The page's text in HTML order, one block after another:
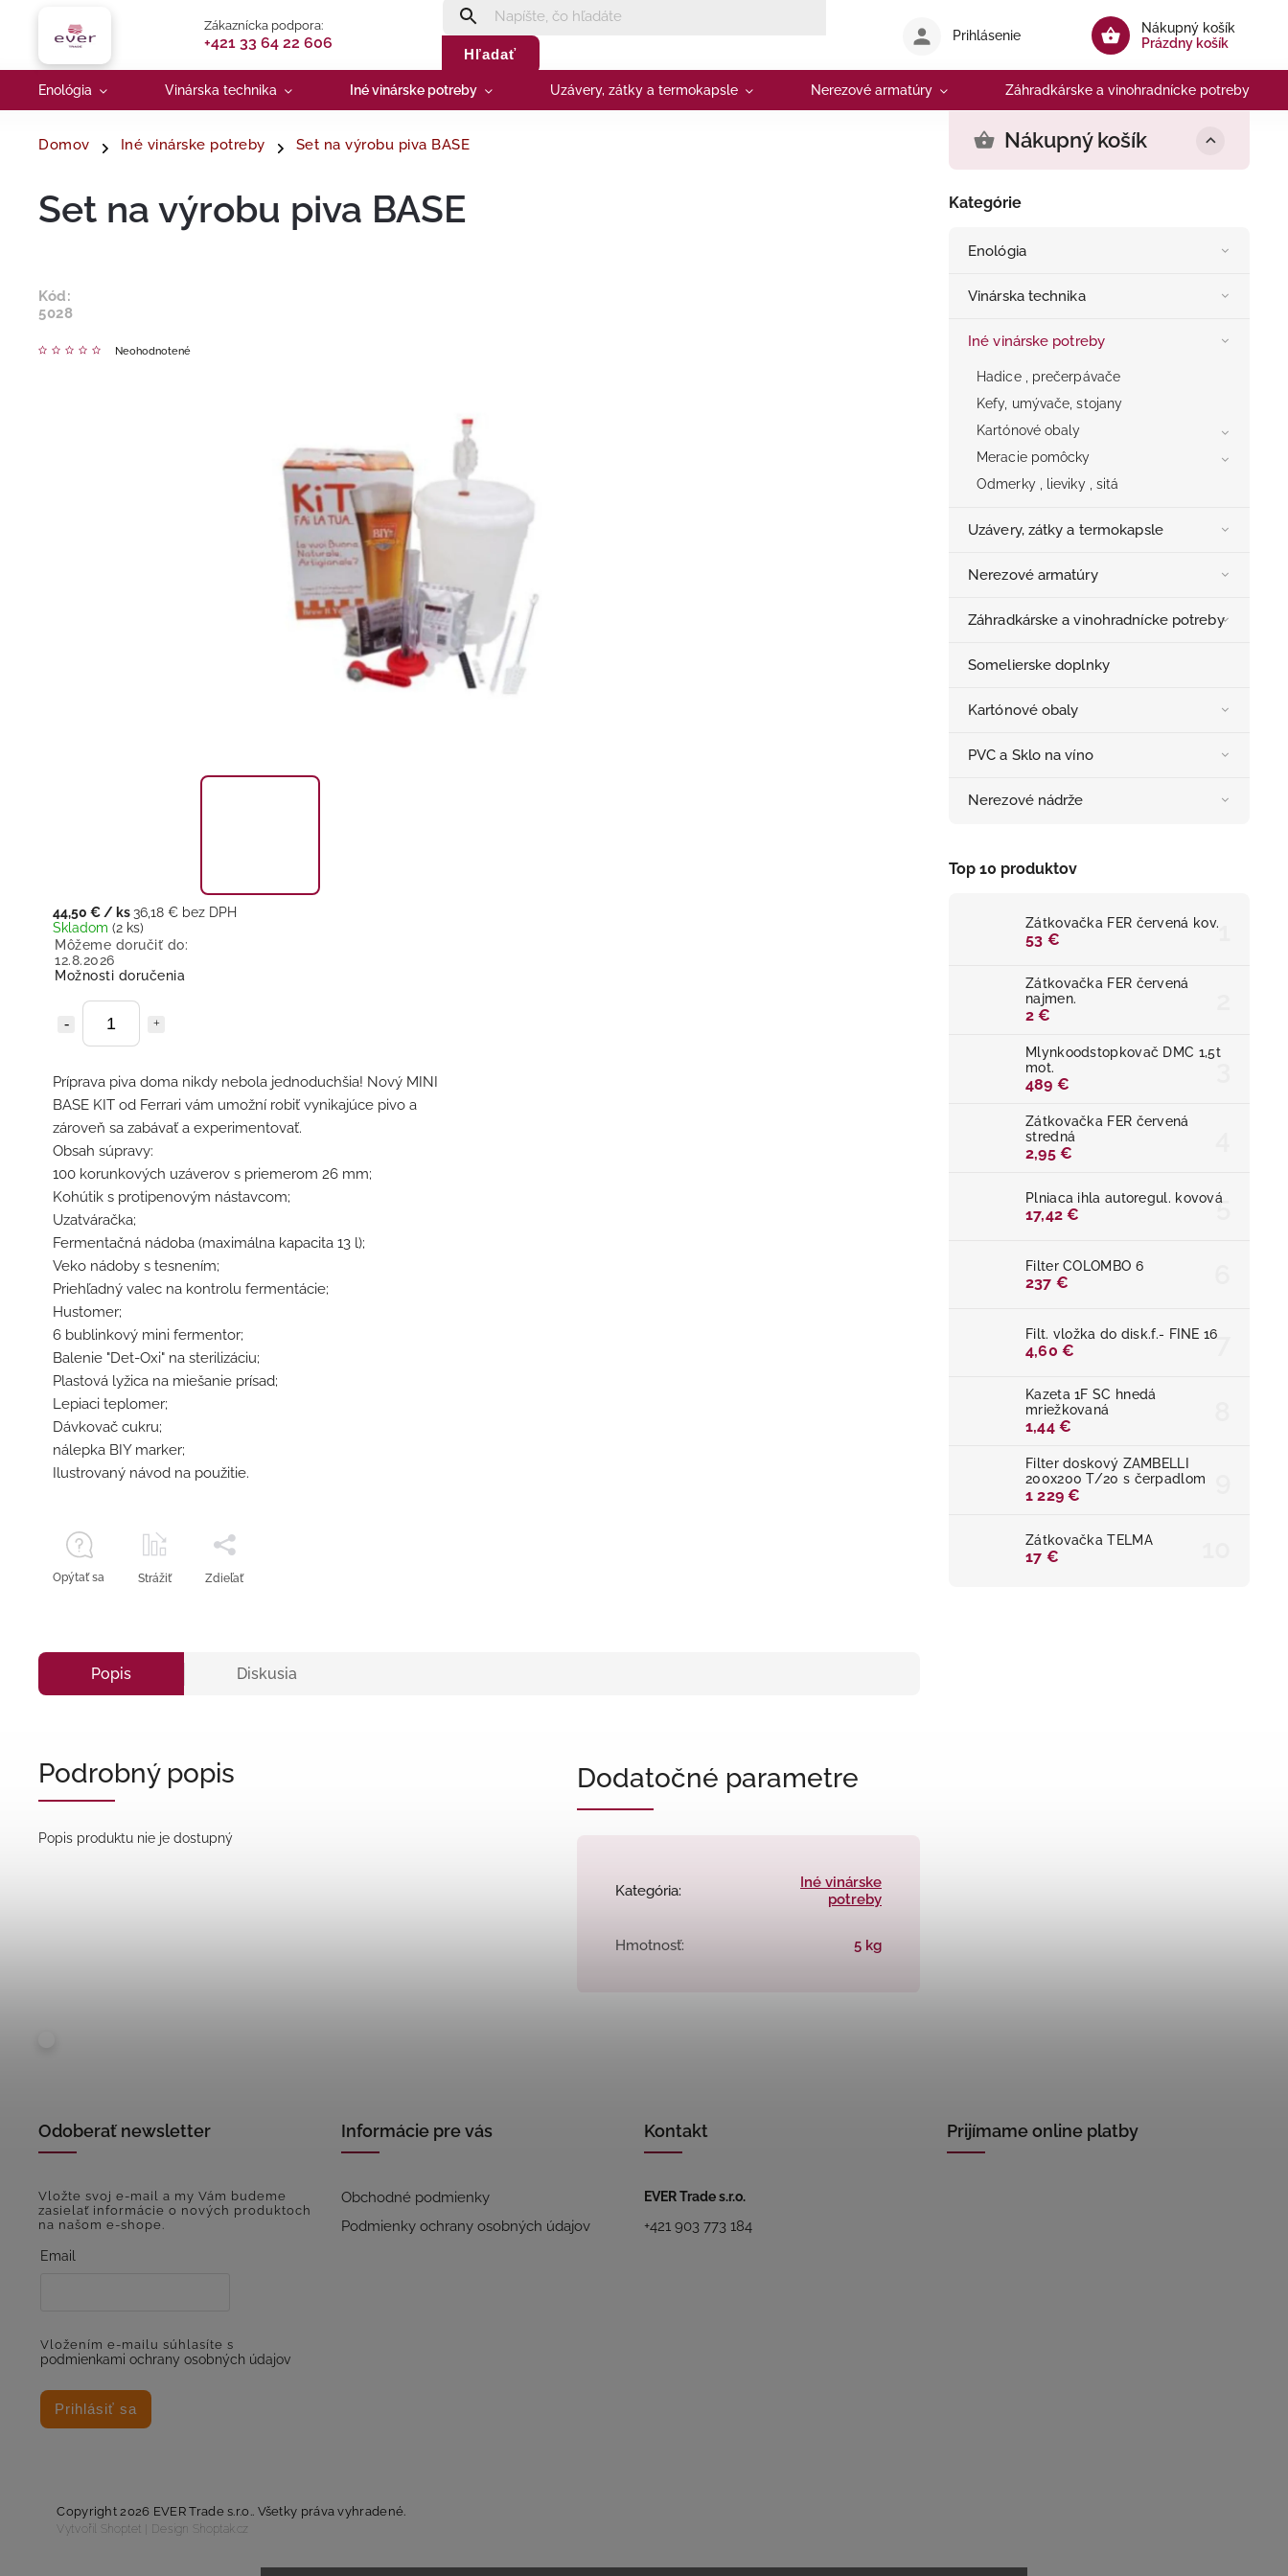
Zákaznícka podpora:
+421 33 64 22 606
Hľadať
Nákupný košík
Prázdny košík
Prihlásenie
Enológia Vinárska technika Iné vinárske potreby Uzávery, zátky a termokapsle Nerezové armatúry Záhradkárske a vinohradnícke potreby
Domov Iné vinárske potreby Set na výrobu piva BASE Nákupný košík
Kategórie
Enológia
Vinárska technika
Iné vinárske potreby
Hadice , prečerpávače
Kefy, umývače, stojany
Kartónové obaly
Meracie pomôcky
Odmerky , lieviky , sitá
Uzávery, zátky a termokapsle
Nerezové armatúry
Záhradkárske a vinohradnícke potreby
Somelierske doplnky
Kartónové obaly
PVC a Sklo na víno
Nerezové nádrže
Top 10 produktov
Zátkovačka FER červená kov.
53 €
Zátkovačka FER červená
najmen.
2 €
Mlynkoodstopkovač DMC 1,5t
mot.
489 €
Zátkovačka FER červená
stredná
2,95 €
Plniaca ihla autoregul. kovová
17,42 €
Filter COLOMBO 6
237 €
Filt. vložka do disk.f.- FINE 16
4,60 €
Kazeta 1F SC hnedá
mriežkovaná
1,44 €
Filter doskový ZAMBELLI
200x200 T/20 s čerpadlom
1 229 €
Zátkovačka TELMA
17 €
Set na výrobu piva BASE
Kód:
5028
Neohodnotené
44,50 € / ks36,18 € bez DPH
Skladom (2 ks)
Môžeme doručiť do:
12.8.2026
Možnosti doručenia
Príprava piva doma nikdy nebola jednoduchšia! Nový MINI
BASE KIT od Ferrari vám umožní robiť vynikajúce pivo a
zároveň sa zabávať a experimentovať.
Obsah súpravy:
100 korunkových uzáverov s priemerom 26 mm;
Kohútik s protipenovým nástavcom;
Uzatváračka;
Fermentačná nádoba (maximálna kapacita 13 l);
Veko nádoby s tesnením;
Priehľadný valec na kontrolu fermentácie;
Hustomer;
6 bublinkový mini fermentor;
Balenie "Det-Oxi" na sterilizáciu;
Plastová lyžica na miešanie prísad;
Lepiaci teplomer;
Dávkovač cukru;
nálepka BIY marker;
Ilustrovaný návod na použitie.
Opýtať sa Strážiť Zdieľať
Popis Diskusia
Podrobný popis
Popis produktu nie je dostupný
Dodatočné parametre
Kategória:
Iné vinárske
potreby
Hmotnosť: 5 kg
Odoberať newsletter
Vložte svoj e-mail a my Vám budeme
zasielať informácie o nových produktoch
na našom e-shope.
Email
Vložením e-mailu súhlasíte s
podmienkami ochrany osobných údajov
Prihlásiť sa
Informácie pre vás
Obchodné podmienky
Podmienky ochrany osobných údajov
Kontakt
EVER Trade s.r.o.
+421 903 773 184
Prijímame online platby
Copyright 2026 EVER Trade s.r.o.. Všetky práva vyhradené.
Vytvořil Shoptet | Design Shoptak.cz